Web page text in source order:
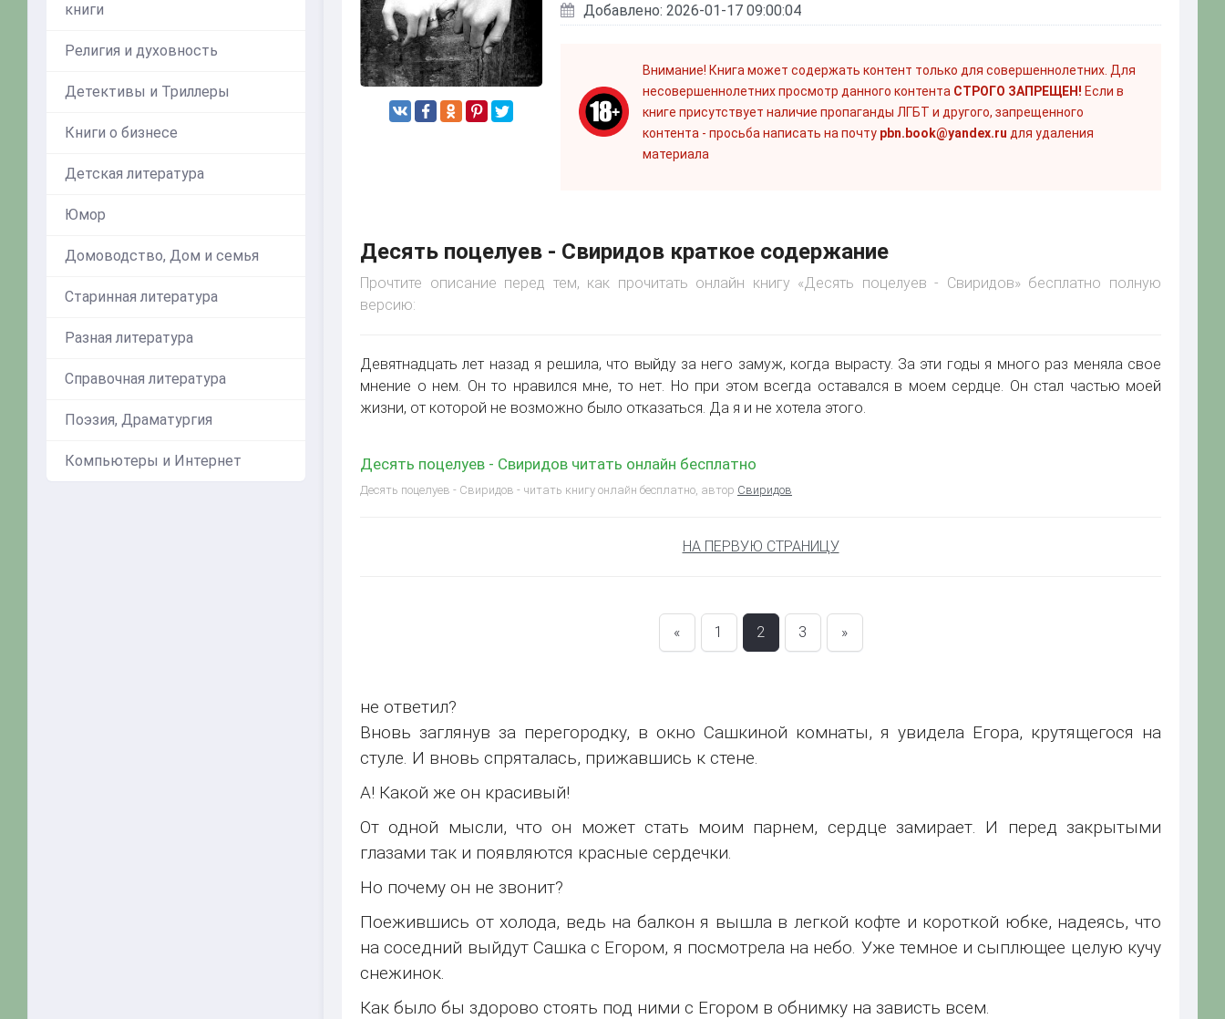
книги
Религия и духовность
Детективы и Триллеры
Книги о бизнесе
Детская литература
Юмор
Домоводство, Дом и семья
Старинная литература
Разная литература
Справочная литература
Поэзия, Драматургия
Компьютеры и Интернет
Добавлено: 2026-01-17 09:00:04
Внимание! Книга может содержать контент только для совершеннолетних. Для
несовершеннолетних просмотр данного контента СТРОГО ЗАПРЕЩЕН! Если в
книге присутствует наличие пропаганды ЛГБТ и другого, запрещенного
контента - просьба написать на почту pbn.book@yandex.ru для удаления
материала
Десять поцелуев - Свиридов краткое содержание
Прочтите описание перед тем, как прочитать онлайн книгу «Десять поцелуев - Свиридов» бесплатно полную
версию:
Девятнадцать лет назад я решила, что выйду за него замуж, когда вырасту. За эти годы я много раз меняла свое
мнение о нем. Он то нравился мне, то нет. Но при этом всегда оставался в моем сердце. Он стал частью моей
жизни, от которой не возможно было отказаться. Да я и не хотела этого.
Десять поцелуев - Свиридов читать онлайн бесплатно
Десять поцелуев - Свиридов - читать книгу онлайн бесплатно, автор Свиридов
НА ПЕРВУЮ СТРАНИЦУ
« 1 2 3 »
не ответил?
Вновь заглянув за перегородку, в окно Сашкиной комнаты, я увидела Егора, крутящегося на
стуле. И вновь спряталась, прижавшись к стене.
А! Какой же он красивый!
От одной мысли, что он может стать моим парнем, сердце замирает. И перед закрытыми
глазами так и появляются красные сердечки.
Но почему он не звонит?
Поежившись от холода, ведь на балкон я вышла в легкой кофте и короткой юбке, надеясь, что
на соседний выйдут Сашка с Егором, я посмотрела на небо. Уже темное и сыплющее целую кучу
снежинок.
Как было бы здорово стоять под ними с Егором в обнимку на зависть всем.